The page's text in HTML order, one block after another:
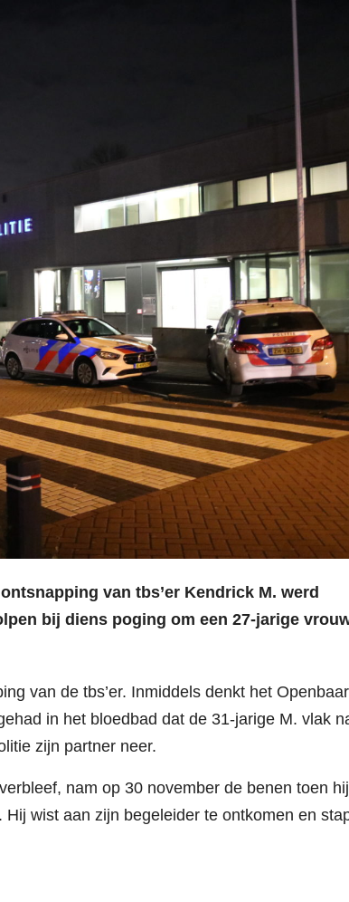
van tbs’er Kendrick M. werd
bij diens poging om een 27-jarige
van de tbs’er. Inmiddels denkt het Openbaar
in het bloedbad dat de 31-jarige M. vlak
zijn partner neer.
nam op 30 november de benen toen hij
wist aan zijn begeleider te ontkomen en